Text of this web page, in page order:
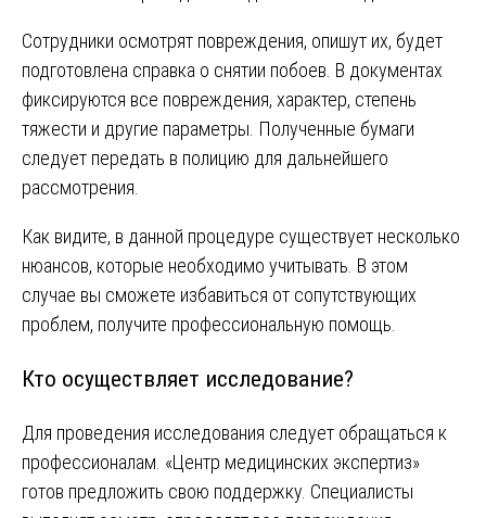
Сотрудники осмотрят повреждения, опишут их, будет
подготовлена справка о снятии побоев. В документах
фиксируются все повреждения, характер, степень
тяжести и другие параметры. Полученные бумаги
следует передать в полицию для дальнейшего
рассмотрения.
Как видите, в данной процедуре существует несколько
нюансов, которые необходимо учитывать. В этом
случае вы сможете избавиться от сопутствующих
проблем, получите профессиональную помощь.
Кто осуществляет исследование?
Для проведения исследования следует обращаться к
профессионалам. «Центр медицинских экспертиз»
готов предложить свою поддержку. Специалисты